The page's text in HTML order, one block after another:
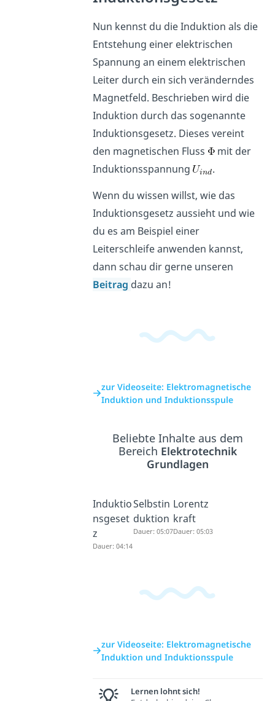
Nun kennst du die Induktion als die
Entstehung einer elektrischen
Spannung an einem elektrischen
Leiter durch ein sich veränderndes
Magnetfeld. Beschrieben wird die
Induktion durch das sogenannte
Induktionsgesetz. Dieses vereint
den magnetischen Fluss
mit der
Induktionsspannung
.
Wenn du wissen willst, wie das
Induktionsgesetz aussieht und wie
du es am Beispiel einer
Leiterschleife anwenden kannst,
dann schau dir gerne unseren
Beitrag dazu an!
zur Videoseite: Elektromagnetische
Induktion und Induktionsspule
Beliebte Inhalte aus dem
Bereich Elektrotechnik
Grundlagen
Induktio
nsgeset
z
Dauer: 04:14
Selbstin
duktion
Dauer: 05:07
Lorentz
kraft
Dauer: 05:03
zur Videoseite: Elektromagnetische
Induktion und Induktionsspule
Lernen lohnt sich!